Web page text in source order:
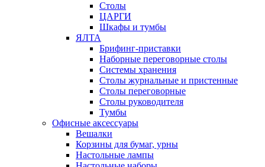
Столы
ЦАРГИ
Шкафы и тумбы
ЯЛТА
Брифинг-приставки
Наборные переговорные столы
Системы хранения
Столы журнальные и пристенные
Столы переговорные
Столы руководителя
Тумбы
Офисные аксессуары
Вешалки
Корзины для бумаг, урны
Настольные лампы